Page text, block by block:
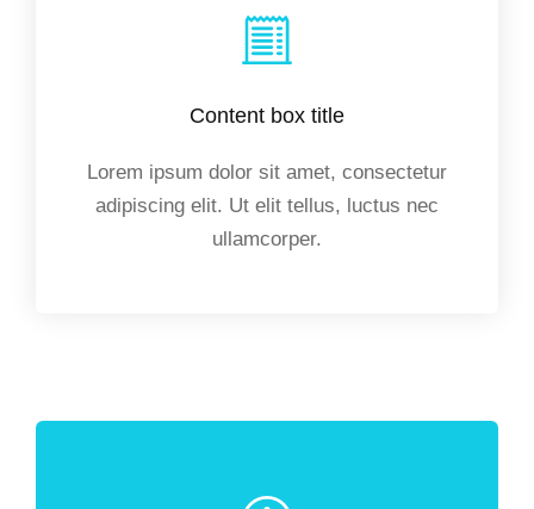
Content box title
Lorem ipsum dolor sit amet, consectetur
adipiscing elit. Ut elit tellus, luctus nec
ullamcorper.